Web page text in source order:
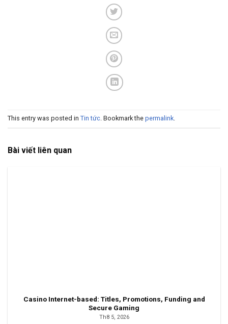
This entry was posted in Tin tức. Bookmark the permalink.
Bài viết liên quan
Casino Internet-based: Titles, Promotions, Funding and
Secure Gaming
Th8 5, 2026